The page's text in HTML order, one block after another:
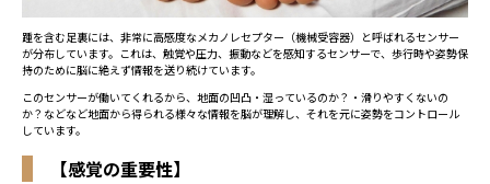
踵を含む足裏には、非常に高感度なメカノレセプター（機械受容器）と呼ばれるセンサー
が分布しています。これは、触覚や圧力、振動などを感知するセンサーで、歩行時や姿勢保
持のために脳に絶えず情報を送り続けています。
このセンサーが働いてくれるから、地面の凹凸・湿っているのか？・滑りやすくないの
か？などなど地面から得られる様々な情報を脳が理解し、それを元に姿勢をコントロール
しています。
【感覚の重要性】